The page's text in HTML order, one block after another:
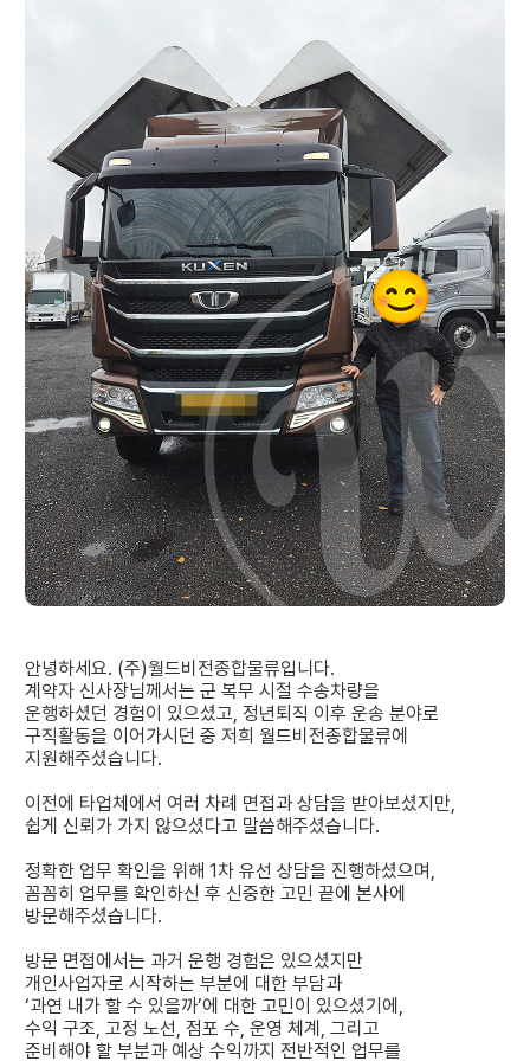
안녕하세요. (주)월드비전종합물류입니다.
계약자 신사장님께서는 군 복무 시절 수송차량을
운행하셨던 경험이 있으셨고, 정년퇴직 이후 운송 분야로
구직활동을 이어가시던 중 저희 월드비전종합물류에
지원해주셨습니다.
이전에 타업체에서 여러 차례 면접과 상담을 받아보셨지만,
쉽게 신뢰가 가지 않으셨다고 말씀해주셨습니다.
정확한 업무 확인을 위해 1차 유선 상담을 진행하셨으며,
꼼꼼히 업무를 확인하신 후 신중한 고민 끝에 본사에
방문해주셨습니다.
방문 면접에서는 과거 운행 경험은 있으셨지만
개인사업자로 시작하는 부분에 대한 부담과
‘과연 내가 할 수 있을까’에 대한 고민이 있으셨기에,
수익 구조, 고정 노선, 점포 수, 운영 체계, 그리고
준비해야 할 부분과 예상 수익까지 전반적인 업무를